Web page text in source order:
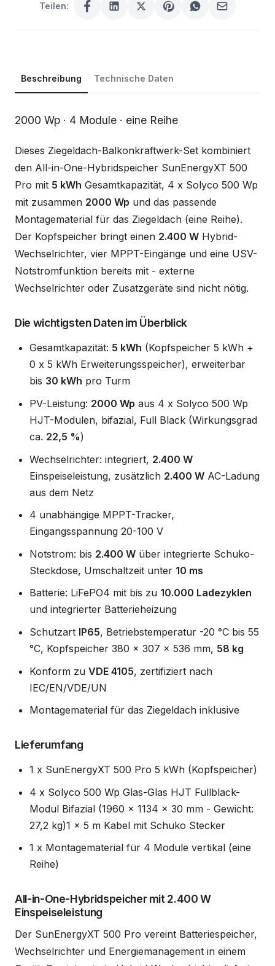
Teilen:
Beschreibung Technische Daten
Beschreibung
2000 Wp · 4 Module · eine Reihe
Dieses Ziegeldach-Balkonkraftwerk-Set kombiniert
den All-in-One-Hybridspeicher SunEnergyXT 500
Pro mit 5 kWh Gesamtkapazität, 4 x Solyco 500 Wp
mit zusammen 2000 Wp und das passende
Montagematerial für das Ziegeldach (eine Reihe).
Der Kopfspeicher bringt einen 2.400 W Hybrid-
Wechselrichter, vier MPPT-Eingänge und eine USV-
Notstromfunktion bereits mit - externe
Wechselrichter oder Zusatzgeräte sind nicht nötig.
Die wichtigsten Daten im Überblick
Gesamtkapazität: 5 kWh (Kopfspeicher 5 kWh +
0 x 5 kWh Erweiterungsspeicher), erweiterbar
bis 30 kWh pro Turm
PV-Leistung: 2000 Wp aus 4 x Solyco 500 Wp
HJT-Modulen, bifazial, Full Black (Wirkungsgrad
ca. 22,5 %)
Wechselrichter: integriert, 2.400 W
Einspeiseleistung, zusätzlich 2.400 W AC-Ladung
aus dem Netz
4 unabhängige MPPT-Tracker,
Eingangsspannung 20-100 V
Notstrom: bis 2.400 W über integrierte Schuko-
Steckdose, Umschaltzeit unter 10 ms
Batterie: LiFePO4 mit bis zu 10.000 Ladezyklen
und integrierter Batterieheizung
Schutzart IP65, Betriebstemperatur -20 °C bis 55
°C, Kopfspeicher 380 x 307 x 536 mm, 58 kg
Konform zu VDE 4105, zertifiziert nach
IEC/EN/VDE/UN
Montagematerial für das Ziegeldach inklusive
Lieferumfang
1 x SunEnergyXT 500 Pro 5 kWh (Kopfspeicher)
4 x Solyco 500 Wp Glas-Glas HJT Fullblack-
Modul Bifazial (1960 x 1134 x 30 mm - Gewicht:
27,2 kg)1 x 5 m Kabel mit Schuko Stecker
1 x Montagematerial für 4 Module vertikal (eine
Reihe)
All-in-One-Hybridspeicher mit 2.400 W
Einspeiseleistung
Der SunEnergyXT 500 Pro vereint Batteriespeicher,
Wechselrichter und Energiemanagement in einem